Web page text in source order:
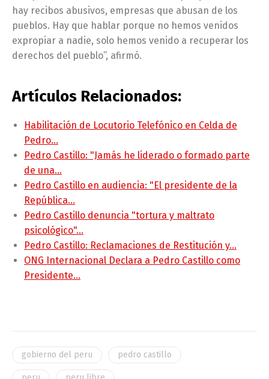
hay recibos abusivos, empresas que abusan de los
pueblos. Hay que hablar porque no hemos venidos
expropiar a nadie, solo hemos venido a recuperar los
derechos del pueblo”, afirmó.
Artículos Relacionados:
Habilitación de Locutorio Telefónico en Celda de
Pedro…
Pedro Castillo: "Jamás he liderado o formado parte
de una…
Pedro Castillo en audiencia: "El presidente de la
República…
Pedro Castillo denuncia "tortura y maltrato
psicológico"…
Pedro Castillo: Reclamaciones de Restitución y…
ONG Internacional Declara a Pedro Castillo como
Presidente…
gobierno del peru pedro castillo